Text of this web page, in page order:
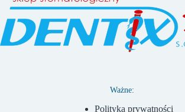
Ważne:
Polityka prywatności